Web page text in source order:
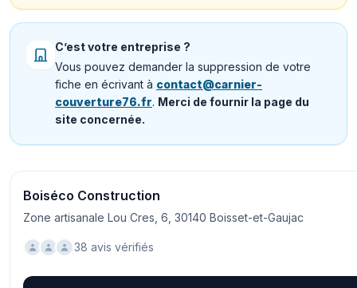
C’est votre entreprise ?
Vous pouvez demander la suppression de votre
fiche en écrivant à contact@carnier-
couverture76.fr. Merci de fournir la page du
site concernée.
Boiséco Construction
Zone artisanale Lou Cres, 6, 30140 Boisset-et-Gaujac
38 avis vérifiés